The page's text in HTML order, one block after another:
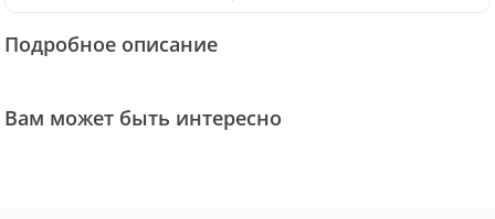
Подробное описание
Вам может быть интересно